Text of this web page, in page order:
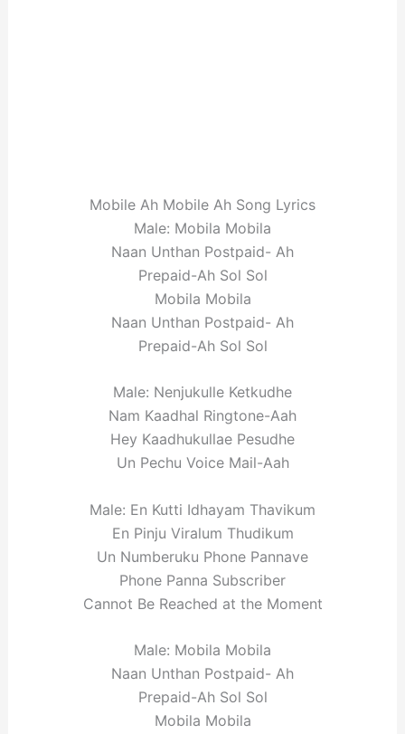
Mobile Ah Mobile Ah Song Lyrics
Male: Mobila Mobila
Naan Unthan Postpaid- Ah
Prepaid-Ah Sol Sol
Mobila Mobila
Naan Unthan Postpaid- Ah
Prepaid-Ah Sol Sol
Male: Nenjukulle Ketkudhe
Nam Kaadhal Ringtone-Aah
Hey Kaadhukullae Pesudhe
Un Pechu Voice Mail-Aah
Male: En Kutti Idhayam Thavikum
En Pinju Viralum Thudikum
Un Numberuku Phone Pannave
Phone Panna Subscriber
Cannot Be Reached at the Moment
Male: Mobila Mobila
Naan Unthan Postpaid- Ah
Prepaid-Ah Sol Sol
Mobila Mobila